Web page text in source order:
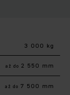
3 000 kg
až do 2 550 mm
až do 7 500 mm